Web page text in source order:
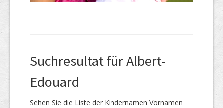
Suchresultat für Albert-
Edouard
Sehen Sie die Liste der Kindernamen Vornamen